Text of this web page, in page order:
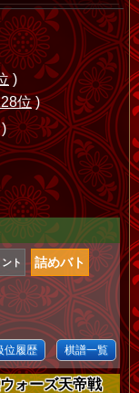
)
位)
ト 詰めバト
位履歴 棋譜一覧
ォーズ天帝戦